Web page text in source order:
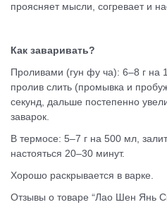
проясняет мысли, согревает и
Как заваривать?
Проливами (гун фу ча): 6–8 г на
пролив слить (промывка и
секунд, дальше постепенно
заварок.
В термосе: 5–7 г на 500 мл,
настояться 20–30 минут.
Хорошо раскрывается в варке.
Отзывы о товаре “Лао Шен Янь